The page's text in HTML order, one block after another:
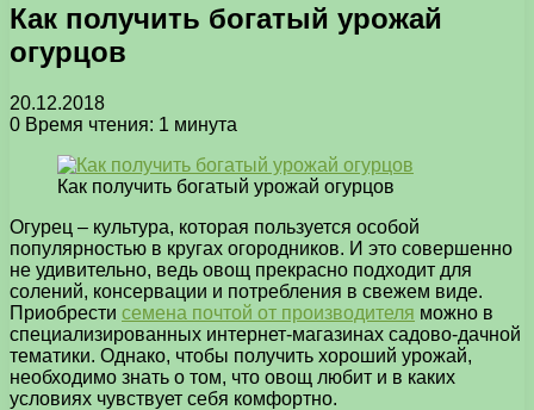
Как получить богатый урожай
огурцов
20.12.2018
0 Время чтения: 1 минута
Как получить богатый урожай огурцов
Огурец – культура, которая пользуется особой
популярностью в кругах огородников. И это совершенно
не удивительно, ведь овощ прекрасно подходит для
солений, консервации и потребления в свежем виде.
Приобрести семена почтой от производителя можно в
специализированных интернет-магазинах садово-дачной
тематики. Однако, чтобы получить хороший урожай,
необходимо знать о том, что овощ любит и в каких
условиях чувствует себя комфортно.